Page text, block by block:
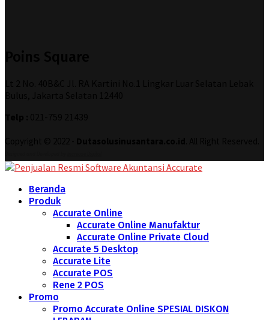
Beranda
Produk
Accurate Online
Accurate Online Manufaktur
Accurate Online Private Cloud
Accurate 5 Desktop
Accurate Lite
Accurate POS
Rene 2 POS
Promo
Promo Accurate Online SPESIAL DISKON